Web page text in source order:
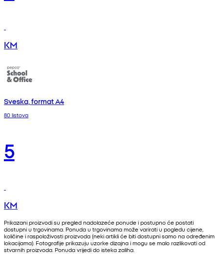
KM
Sveska, format A4
80 listova
5
KM
Prikazani proizvodi su pregled nadolazeće ponude i postupno će postati
dostupni u trgovinama. Ponuda u trgovinama može varirati u pogledu cijene,
količine i raspoloživosti proizvoda (neki artikli će biti dostupni samo na određenim
lokacijama). Fotografije prikazuju uzorke dizajna i mogu se malo razlikovati od
stvarnih proizvoda. Ponuda vrijedi do isteka zaliha.